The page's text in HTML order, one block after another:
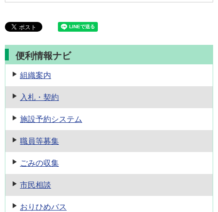
便利情報ナビ
組織案内
入札・契約
施設予約システム
職員等募集
ごみの収集
市民相談
おりひめバス